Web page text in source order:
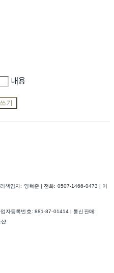
내용
기
책임자: 양혁준 | 전화: 0507-1466-0473 | 이
자등록번호: 881-87-01414 | 통신판매:
샵